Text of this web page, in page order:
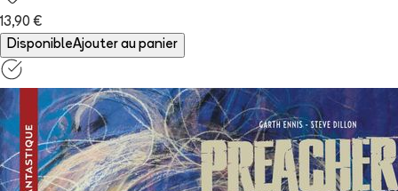
13,90 €
DisponibleAjouter au panier